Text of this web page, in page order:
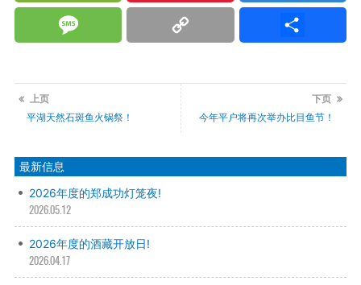
Weibo
上页
平湖天然石斑鱼火锅祭！
下页
今年平户将再次举办比目鱼节！
最新信息
2026年度的郑成功灯笼夜!
2026.05.12
2026年度的酒藏开放日!
2026.04.17